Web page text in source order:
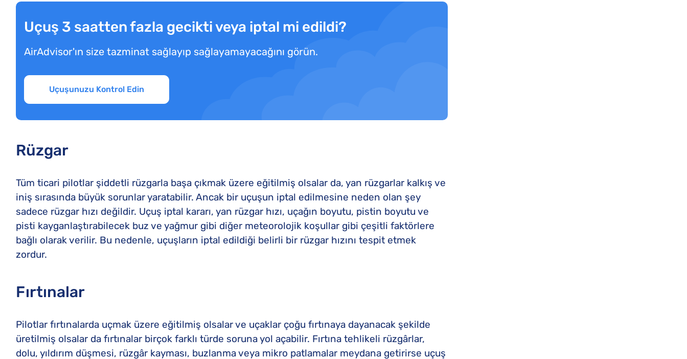
Uçuş 3 saatten fazla gecikti veya iptal mi edildi?
AirAdvisor'ın size tazminat sağlayıp sağlayamayacağını görün.
Uçuşunuzu Kontrol Edin
Rüzgar
Tüm ticari pilotlar şiddetli rüzgarla başa çıkmak üzere eğitilmiş olsalar da, yan rüzgarlar kalkış ve
iniş sırasında büyük sorunlar yaratabilir. Ancak bir uçuşun iptal edilmesine neden olan şey
sadece rüzgar hızı değildir. Uçuş iptal kararı, yan rüzgar hızı, uçağın boyutu, pistin boyutu ve
pisti kayganlaştırabilecek buz ve yağmur gibi diğer meteorolojik koşullar gibi çeşitli faktörlere
bağlı olarak verilir. Bu nedenle, uçuşların iptal edildiği belirli bir rüzgar hızını tespit etmek
zordur.
Fırtınalar
Pilotlar fırtınalarda uçmak üzere eğitilmiş olsalar ve uçaklar çoğu fırtınaya dayanacak şekilde
üretilmiş olsalar da fırtınalar birçok farklı türde soruna yol açabilir. Fırtına tehlikeli rüzgârlar,
dolu, yıldırım düşmesi, rüzgâr kayması, buzlanma veya mikro patlamalar meydana getirirse uçuş